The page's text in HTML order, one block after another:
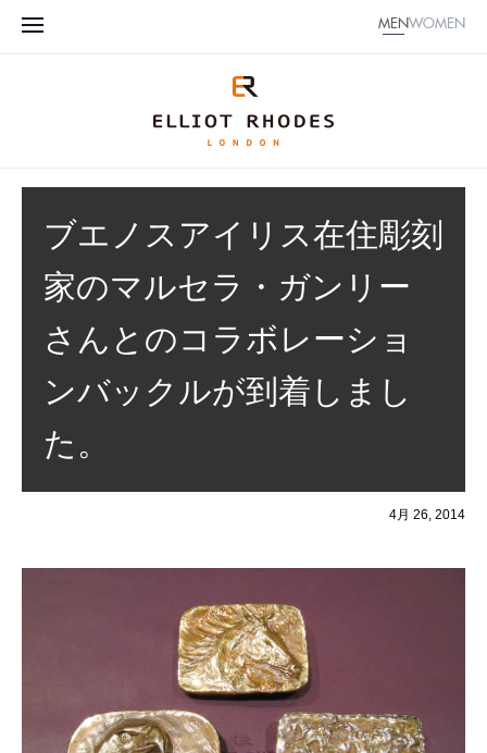
MENWOMEN
ブエノスアイリス在住彫刻
家のマルセラ・ガンリー
さんとのコラボレーショ
ンバックルが到着しまし
た。
4月 26, 2014